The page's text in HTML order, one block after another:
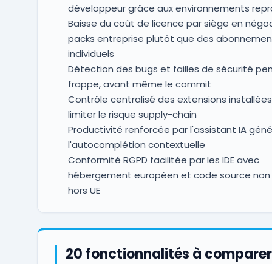
développeur grâce aux environnements
Baisse du coût de licence par siège en
packs entreprise plutôt que des
individuels
Détection des bugs et failles de sécurité
frappe, avant même le commit
Contrôle centralisé des extensions
limiter le risque supply-chain
Productivité renforcée par l'assistant IA
l'autocomplétion contextuelle
Conformité RGPD facilitée par les IDE avec
hébergement européen et code source
hors UE
20 fonctionnalités à comparer